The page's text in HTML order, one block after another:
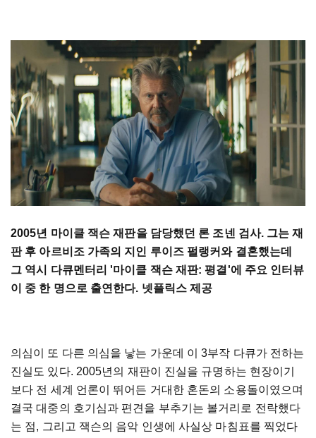
2005년 마이클 잭슨 재판을 담당했던 론 조넨 검사. 그는 재
판 후 아르비조 가족의 지인 루이즈 펄랭커와 결혼했는데
그 역시 다큐멘터리 '마이클 잭슨 재판: 평결'에 주요 인터뷰
이 중 한 명으로 출연한다. 넷플릭스 제공
의심이 또 다른 의심을 낳는 가운데 이 3부작 다큐가 전하는
진실도 있다. 2005년의 재판이 진실을 규명하는 현장이기
보다 전 세계 언론이 뛰어든 거대한 혼돈의 소용돌이였으며
결국 대중의 호기심과 편견을 부추기는 볼거리로 전락했다
는 점, 그리고 잭슨의 음악 인생에 사실상 마침표를 찍었다